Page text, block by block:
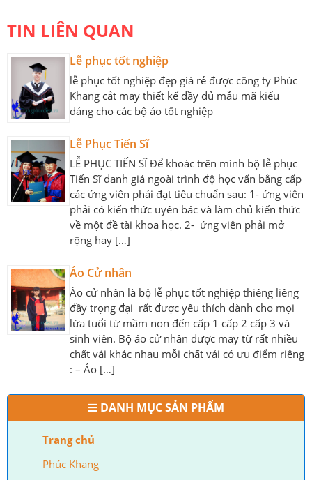
DANH MỤC SẢN PHẨM
Trang chủ
Phúc Khang
TIN LIÊN QUAN
Lễ phục tốt nghiệp
lễ phục tốt nghiệp đẹp giá rẻ được công ty Phúc
Khang cắt may thiết kế đầy đủ mẫu mã kiểu
dáng cho các bộ áo tốt nghiệp
Lễ Phục Tiến Sĩ
LỄ PHỤC TIẾN SĨ Để khoác trên mình bộ lễ phục
Tiến Sĩ danh giá ngoài trình độ học vấn bằng cấp
các ứng viên phải đạt tiêu chuẩn sau: 1- ứng viên
phải có kiến thức uyên bác và làm chủ kiến thức
về một đề tài khoa học. 2- ứng viên phải mở
rộng hay […]
Áo Cử nhân
Áo cử nhân là bộ lễ phục tốt nghiệp thiêng liêng
đầy trọng đại rất được yêu thích dành cho mọi
lứa tuổi từ mầm non đến cấp 1 cấp 2 cấp 3 và
sinh viên. Bộ áo cử nhân được may từ rất nhiều
chất vải khác nhau mỗi chất vải có ưu điểm riêng
: – Áo […]